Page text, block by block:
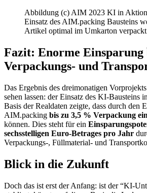
Abbildung (c) AIM 2023 KI in
Einsatz des AIM.packing Bausteins
Artikel optimal im Umkarton
Fazit: Enorme Einsparung
Verpackungs- und
Das Ergebnis des dreimonatigen
sehen lassen: der Einsatz des KI-Bausteins
Basis der Realdaten zeigte, dass durch den
AIM.packing bis zu 3,5 % Verpackung
können. Dies steht für ein
sechsstelligen Euro-Betrages pro Jahr
Verpackungs-, Füllmaterial- und
Blick in die Zukunft
Doch das ist erst der Anfang: ist der “KI-